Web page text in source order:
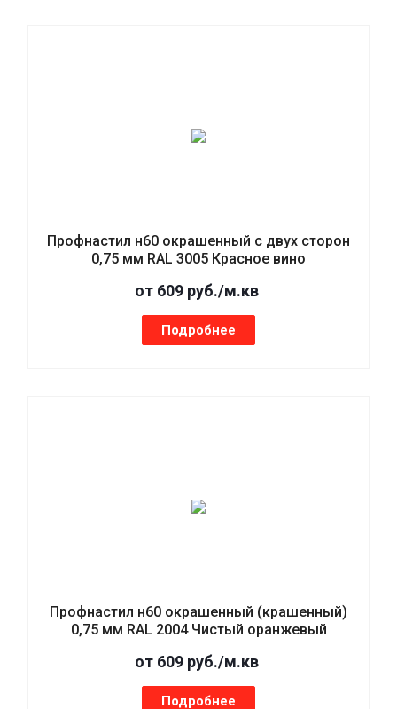
Профнастил н60 окрашенный с двух сторон
0,75 мм RAL 3005 Красное вино
от 609 руб./м.кв
Подробнее
Профнастил н60 окрашенный (крашенный)
0,75 мм RAL 2004 Чистый оранжевый
от 609 руб./м.кв
Подробнее